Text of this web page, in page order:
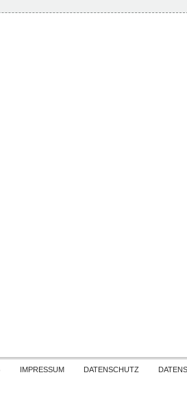
Skip to content
IMPRESSUM DATENSCHUTZ